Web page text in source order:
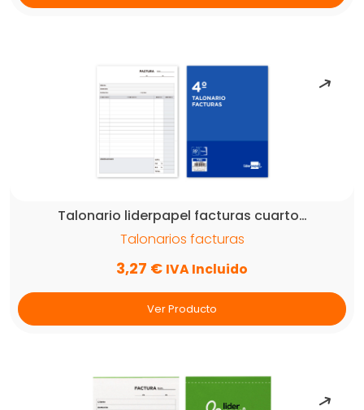
Talonario liderpapel facturas cuarto…
Talonarios facturas
3,27 € IVA Incluido
Ver Producto